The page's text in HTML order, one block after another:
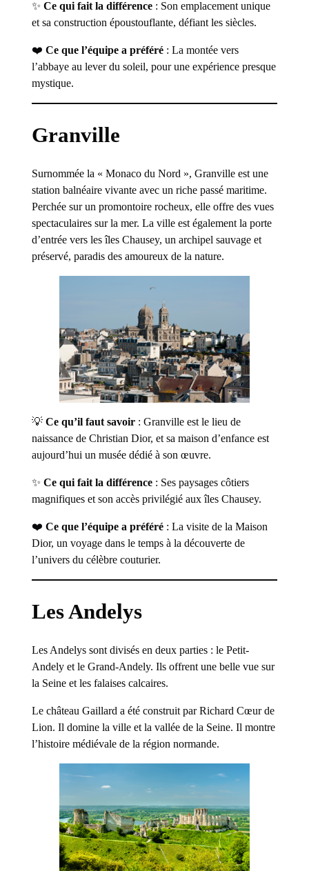
✨Ce qui fait la différence : Son emplacement unique
et sa construction époustouflante, défiant les siècles.
❤️Ce que l’équipe a préféré : La montée vers
l’abbaye au lever du soleil, pour une expérience presque
mystique.
Granville
Surnommée la « Monaco du Nord », Granville est une
station balnéaire vivante avec un riche passé maritime.
Perchée sur un promontoire rocheux, elle offre des vues
spectaculaires sur la mer. La ville est également la porte
d’entrée vers les îles Chausey, un archipel sauvage et
préservé, paradis des amoureux de la nature.
💡Ce qu’il faut savoir : Granville est le lieu de
naissance de Christian Dior, et sa maison d’enfance est
aujourd’hui un musée dédié à son œuvre.
✨Ce qui fait la différence : Ses paysages côtiers
magnifiques et son accès privilégié aux îles Chausey.
❤️Ce que l’équipe a préféré : La visite de la Maison
Dior, un voyage dans le temps à la découverte de
l’univers du célèbre couturier.
Les Andelys
Les Andelys sont divisés en deux parties : le Petit-
Andely et le Grand-Andely. Ils offrent une belle vue sur
la Seine et les falaises calcaires.
Le château Gaillard a été construit par Richard Cœur de
Lion. Il domine la ville et la vallée de la Seine. Il montre
l’histoire médiévale de la région normande.